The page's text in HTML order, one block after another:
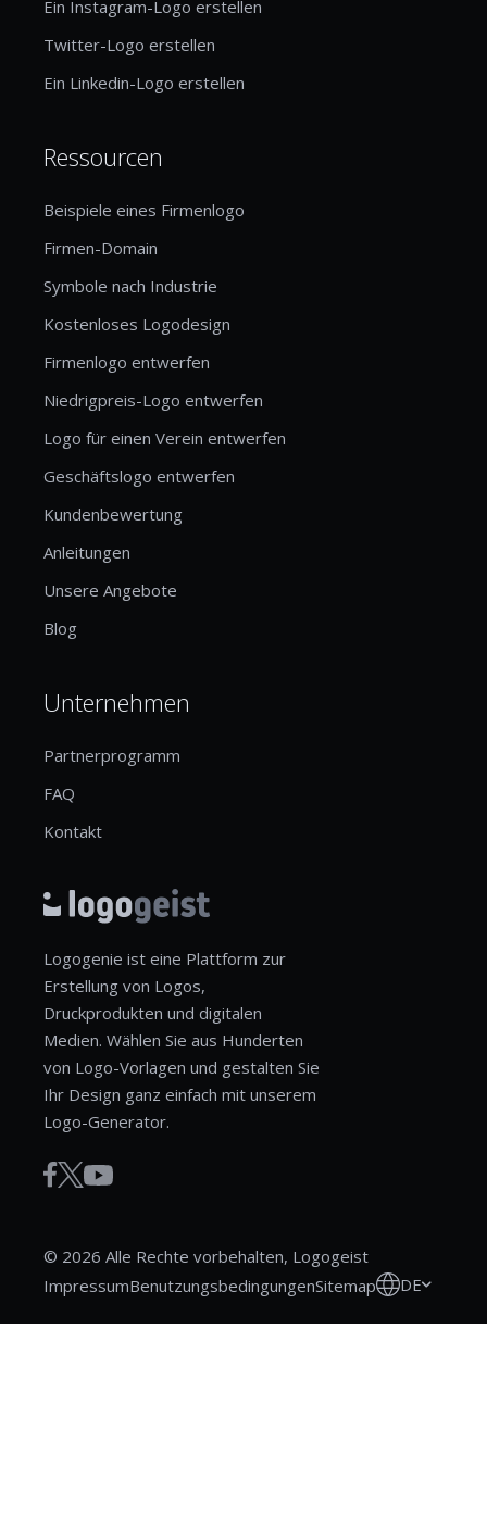
Ein Instagram-Logo erstellen
Twitter-Logo erstellen
Ein Linkedin-Logo erstellen
Ressourcen
Beispiele eines Firmenlogo
Firmen-Domain
Symbole nach Industrie
Kostenloses Logodesign
Firmenlogo entwerfen
Niedrigpreis-Logo entwerfen
Logo für einen Verein entwerfen
Geschäftslogo entwerfen
Kundenbewertung
Anleitungen
Unsere Angebote
Blog
Unternehmen
Partnerprogramm
FAQ
Kontakt
Logogenie ist eine Plattform zur
Erstellung von Logos,
Druckprodukten und digitalen
Medien. Wählen Sie aus Hunderten
von Logo-Vorlagen und gestalten Sie
Ihr Design ganz einfach mit unserem
Logo-Generator.
© 2026 Alle Rechte vorbehalten, Logogeist
ImpressumBenutzungsbedingungenSitemap DE